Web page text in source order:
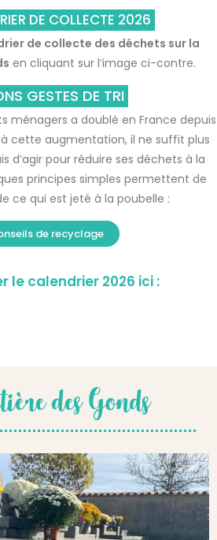
DE COLLECTE 2026
de collecte des déchets sur la
en cliquant sur l’image ci-contre.
GESTES DE TRI
ménagers a doublé en France depuis
cette augmentation, il ne suffit plus
d’agir pour réduire ses déchets à la
principes simples permettent de
ce qui est jeté à la poubelle :
de recyclage
le calendrier 2026 ici :
des Gonds